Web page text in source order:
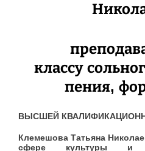
классу
пения,
ВЫСШЕЙ
Клемешова Татьяна
сфере культуры и